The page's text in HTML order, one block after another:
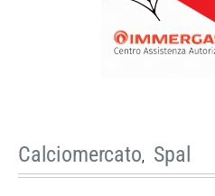
Calciomercato Spal